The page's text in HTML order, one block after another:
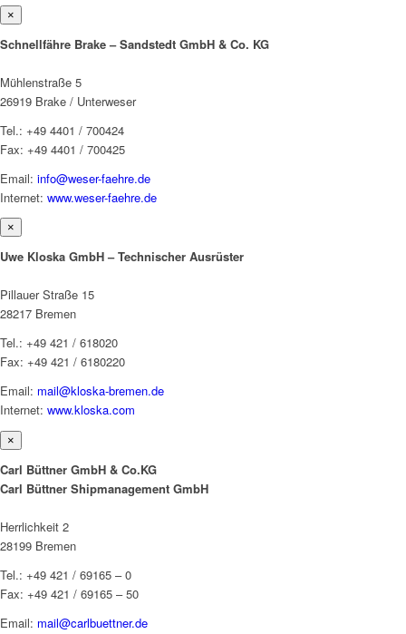
×
Schnellfähre Brake – Sandstedt GmbH & Co. KG
Mühlenstraße 5
26919 Brake / Unterweser
Tel.: +49 4401 / 700424
Fax: +49 4401 / 700425
Email: info@weser-faehre.de
Internet: www.weser-faehre.de
×
Uwe Kloska GmbH – Technischer Ausrüster
Pillauer Straße 15
28217 Bremen
Tel.: +49 421 / 618020
Fax: +49 421 / 6180220
Email: mail@kloska-bremen.de
Internet: www.kloska.com
×
Carl Büttner GmbH & Co.KG
Carl Büttner Shipmanagement GmbH
Herrlichkeit 2
28199 Bremen
Tel.: +49 421 / 69165 – 0
Fax: +49 421 / 69165 – 50
Email: mail@carlbuettner.de